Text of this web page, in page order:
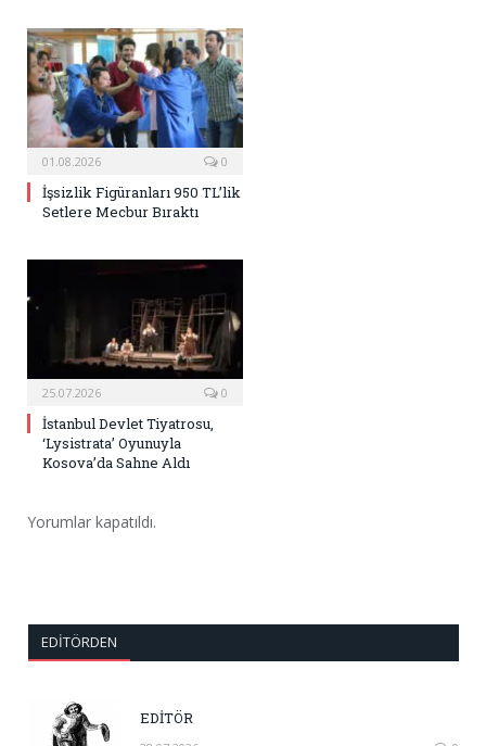
01.08.2026 0
İşsizlik Figüranları 950 TL’lik
Setlere Mecbur Bıraktı
25.07.2026 0
İstanbul Devlet Tiyatrosu,
‘Lysistrata’ Oyunuyla
Kosova’da Sahne Aldı
Yorumlar kapatıldı.
EDITÖRDEN
EDİTÖR